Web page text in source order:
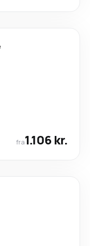
fra1.106 kr.